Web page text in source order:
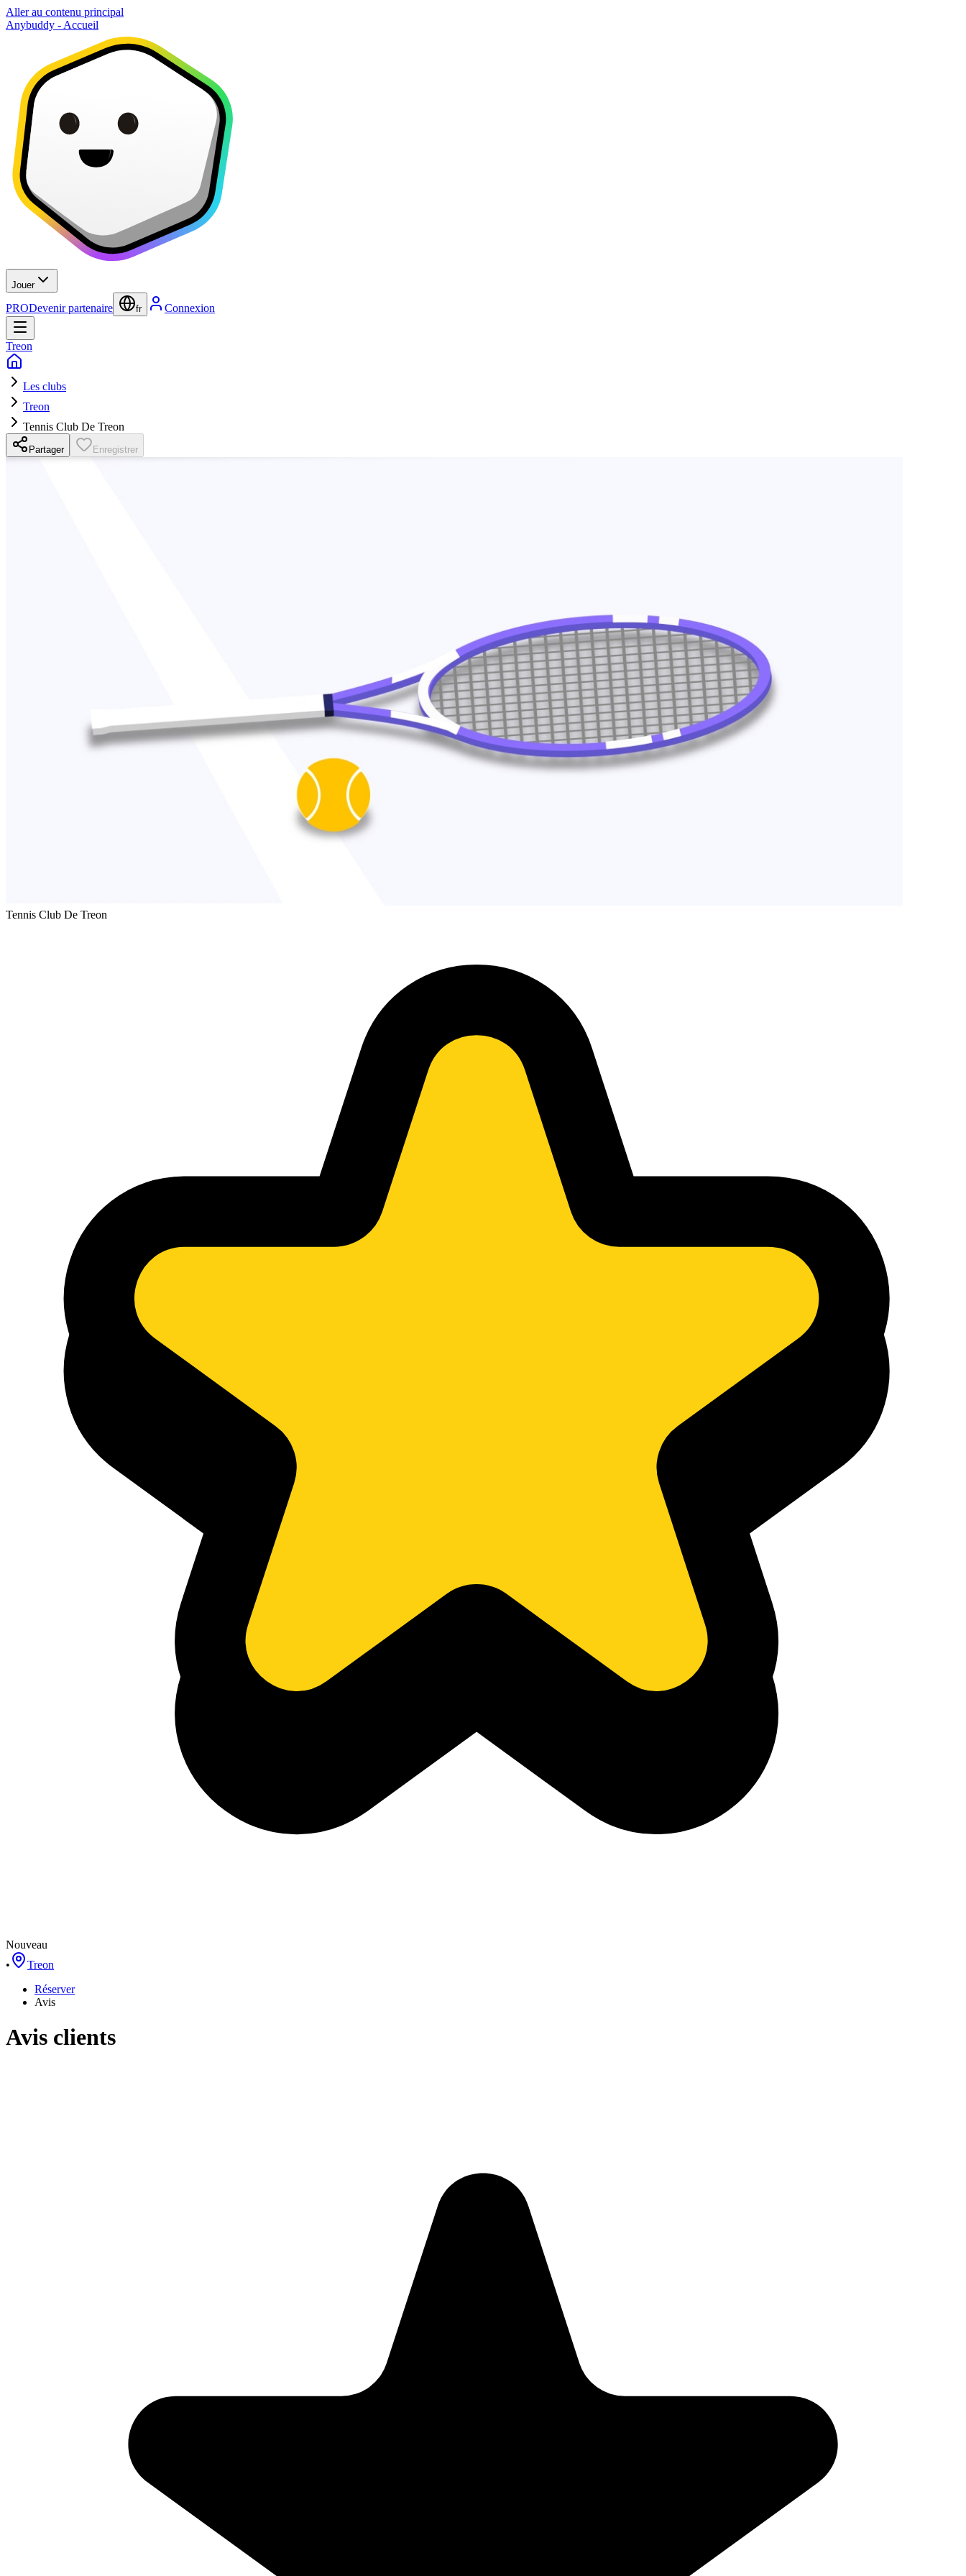
Aller au contenu principal
Anybuddy - Accueil
Jouer
PRODevenir partenaire fr Connexion
Treon
Les clubs
Treon
Tennis Club De Treon
Partager Enregistrer
Tennis Club De Treon
Nouveau
•
Treon
Réserver
Avis
Avis clients